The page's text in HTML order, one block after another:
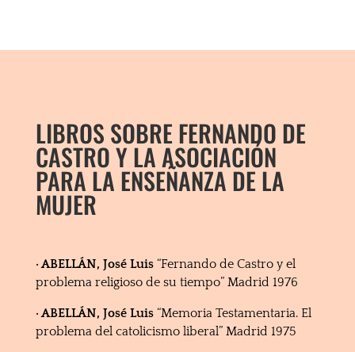
LIBROS SOBRE FERNANDO DE
CASTRO Y LA ASOCIACIÓN
PARA LA ENSEÑANZA DE LA
MUJER
· ABELLÁN, José Luis “Fernando de Castro y el
problema religioso de su tiempo” Madrid 1976
· ABELLÁN, José Luis “Memoria Testamentaria. El
problema del catolicismo liberal” Madrid 1975